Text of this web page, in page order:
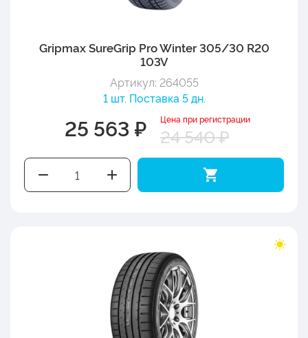
Gripmax SureGrip Pro Winter 305/30 R20
103V
Артикул: 264055
1 шт. Поставка 5 дн.
25 563 ₽ Цена при регистрации
24 540 ₽